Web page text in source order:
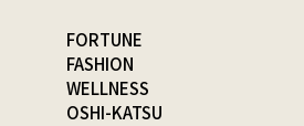
FORTUNE
FASHION
WELLNESS
OSHI-KATSU